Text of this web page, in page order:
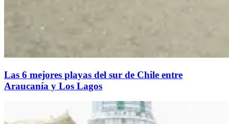
Las 6 mejores playas del sur de Chile entre
Araucanía y Los Lagos